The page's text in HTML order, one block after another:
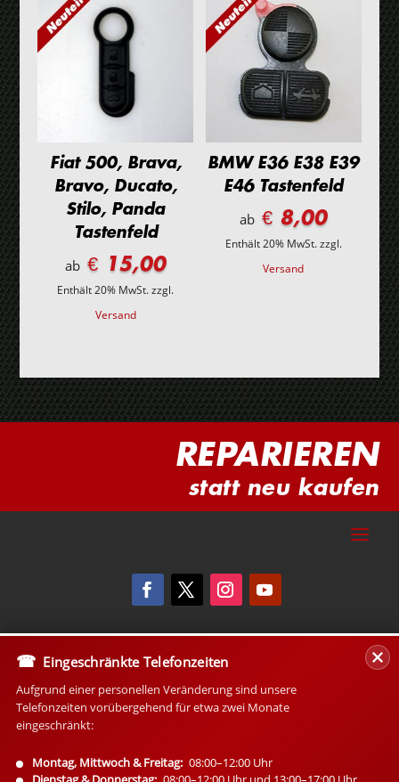
Fiat 500, Brava,
Bravo, Ducato,
Stilo, Panda
Tastenfeld
ab € 15,00
Enthält 20% MwSt.zzgl.
Versand
BMW E36 E38 E39
E46 Tastenfeld
ab € 8,00
Enthält 20% MwSt.zzgl.
Versand
REPARIEREN
statt neu kaufen
Eingeschränkte Telefonzeiten
Aufgrund einer personellen Veränderung sind unsere
Telefonzeiten vorübergehend für etwa zwei Monate
eingeschränkt:
Montag, Mittwoch & Freitag: 08:00–12:00 Uhr